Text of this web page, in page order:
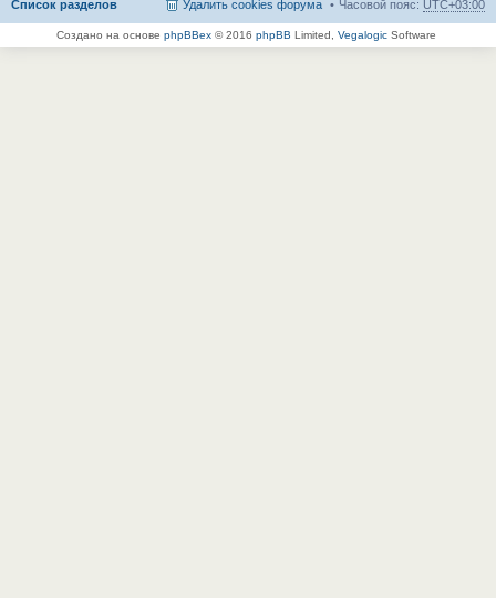
Список разделов Часовой пояс: UTC+03:00
Удалить cookies форума
Создано на основе phpBBex© 2016 phpBB Limited, VegalogicSoftware